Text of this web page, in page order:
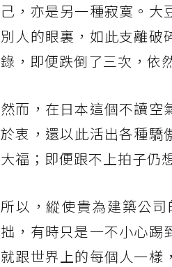
己，亦是另一種寂寞。大
別人的眼裏，如此支離破
錄，即便跌倒了三次，依
然而，在日本這個不讀空
於衷，還以此活出各種驕
大福；即便跟不上拍子仍
所以，縱使貴為建築公
拙，有時只是一不小心踢
就跟世界上的每個人一樣